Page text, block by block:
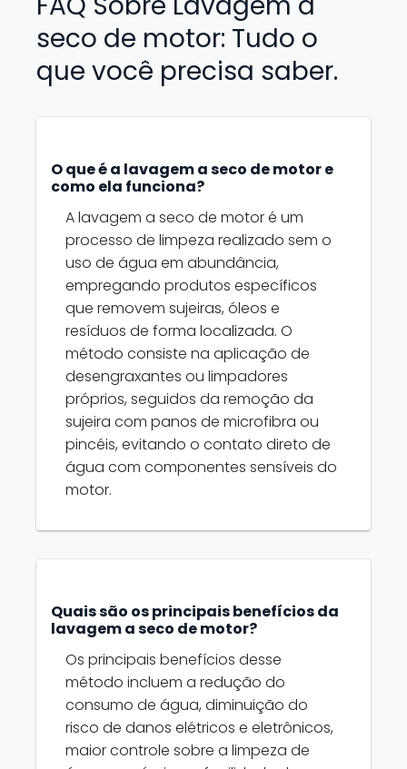
seco de motor: Tudo o
que você precisa saber.
O que é a lavagem a seco de motor e
como ela funciona?
A lavagem a seco de motor é um
processo de limpeza realizado sem o
uso de água em abundância,
empregando produtos específicos
que removem sujeiras, óleos e
resíduos de forma localizada. O
método consiste na aplicação de
desengraxantes ou limpadores
próprios, seguidos da remoção da
sujeira com panos de microfibra ou
pincéis, evitando o contato direto de
água com componentes sensíveis do
motor.
Quais são os principais benefícios da
lavagem a seco de motor?
Os principais benefícios desse
método incluem a redução do
consumo de água, diminuição do
risco de danos elétricos e eletrônicos,
maior controle sobre a limpeza de